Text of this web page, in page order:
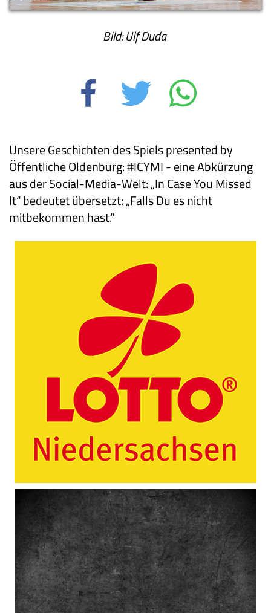
Bild: Ulf Duda
Unsere Geschichten des Spiels presented by
Öffentliche Oldenburg: #ICYMI - eine Abkürzung
aus der Social-Media-Welt: „In Case You Missed
It“ bedeutet übersetzt: „Falls Du es nicht
mitbekommen hast.“